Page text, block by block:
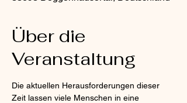
Über die
Veranstaltung
Die aktuellen Herausforderungen dieser
Zeit lassen viele Menschen in eine